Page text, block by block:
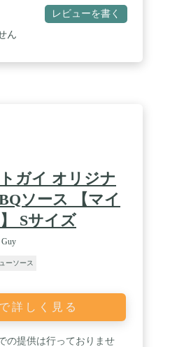
レビューを書く
ん
ガイ オリジナ
ソース 【マイ
Sサイズ
Guy
ーソース
詳しく見る
提供は行っておりませ